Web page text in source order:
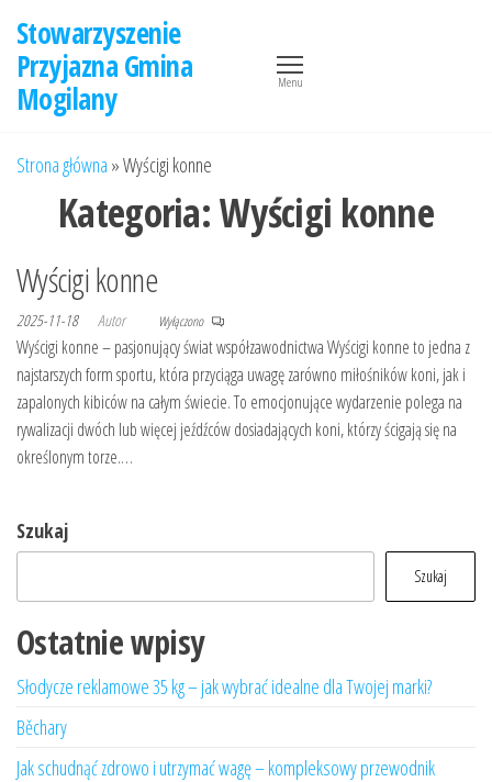
treści
Stowarzyszenie
Przyjazna Gmina
Mogilany
Menu
Strona główna »Wyścigi konne
Kategoria:Wyścigi konne
Wyścigi konne
2025-11-18 Autor Wyłączono
Wyścigi konne – pasjonujący świat współzawodnictwa Wyścigi konne to jedna z
najstarszych form sportu, która przyciąga uwagę zarówno miłośników koni, jak i
zapalonych kibiców na całym świecie. To emocjonujące wydarzenie polega na
rywalizacji dwóch lub więcej jeźdźców dosiadających koni, którzy ścigają się na
określonym torze.…
Szukaj
Szukaj
Ostatnie wpisy
Słodycze reklamowe 35 kg – jak wybrać idealne dla Twojej marki?
Běchary
Jak schudnąć zdrowo i utrzymać wagę – kompleksowy przewodnik